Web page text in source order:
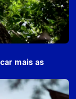
mais as